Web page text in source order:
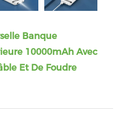
Banque
10000mAh Avec
Et De Foudre